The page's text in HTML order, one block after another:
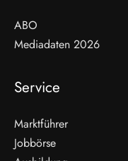
ABO
Mediadaten 2026
Service
Marktführer
Jobbörse